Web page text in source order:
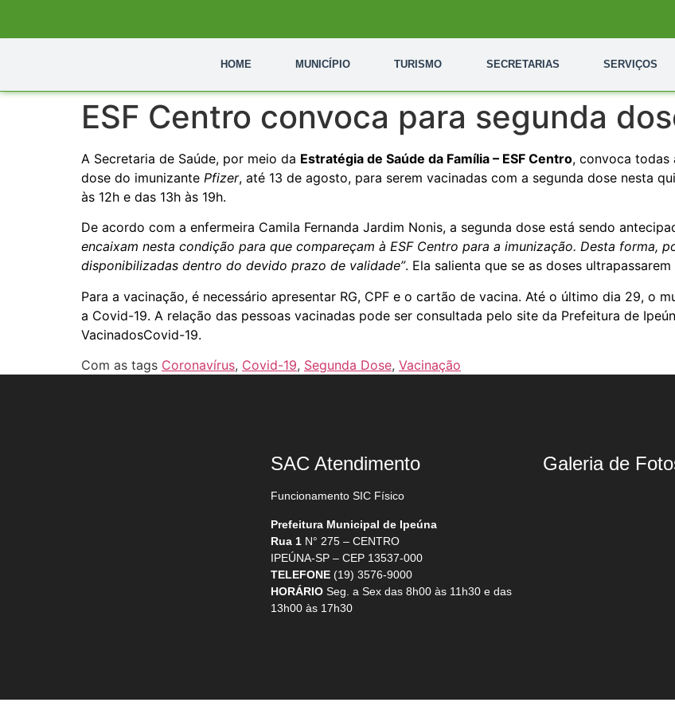
HOME MUNICÍPIO TURISMO SECRETARIAS SERVIÇOS
ESF Centro convoca para segunda
A Secretaria de Saúde, por meio da Estratégia de Saúde da Família – ESF Centro, convoca todas
dose do imunizante Pfizer, até 13 de agosto, para serem vacinadas com a segunda dose nesta
às 12h e das 13h às 19h.
De acordo com a enfermeira Camila Fernanda Jardim Nonis, a segunda dose está sendo
encaixam nesta condição para que compareçam à ESF Centro para a imunização. Desta forma,
disponibilizadas dentro do devido prazo de validade”. Ela salienta que se as doses
Para a vacinação, é necessário apresentar RG, CPF e o cartão de vacina. Até o último dia 29, o
a Covid-19. A relação das pessoas vacinadas pode ser consultada pelo site da Prefeitura de
VacinadosCovid-19.
Com as tags Coronavírus, Covid-19, Segunda Dose, Vacinação
SAC Atendimento
Funcionamento SIC Físico
Prefeitura Municipal de Ipeúna
Rua 1 N° 275 – CENTRO
IPEÚNA-SP – CEP 13537-000
TELEFONE (19) 3576-9000
HORÁRIO Seg. a Sex das 8h00 às 11h30 e das
13h00 às 17h30
Galeria de